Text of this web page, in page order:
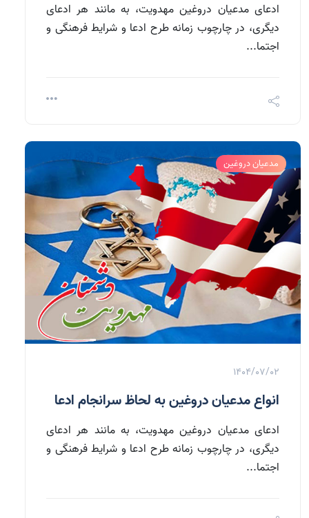
ادعای مدعیان دروغین مهدویت، به مانند هر ادعای
دیگری، در چارچوب زمانه طرح ادعا و شرایط فرهنگی و
اجتما...
مدعیان دروغین
1404/07/02
انواع مدعیان دروغین به لحاظ سرانجام ادعا
ادعای مدعیان دروغین مهدویت، به مانند هر ادعای
دیگری، در چارچوب زمانه طرح ادعا و شرایط فرهنگی و
اجتما...